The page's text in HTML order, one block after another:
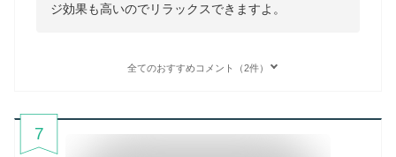
ジ効果も高いのでリラックスできますよ。
全てのおすすめコメント（2件）
7